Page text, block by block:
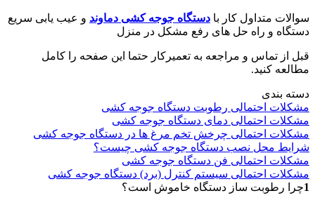
سوالات متداول کار با دستگاه جوجه کشی دماوند و عیب یابی سریع
دستگاه و راه حل های رفع مشکل در منزل
قبل از تماس و مراجعه به تعمیرکار حتما این صفحه را کامل
مطالعه کنید.
دسته بندی
مشکلات احتمالی رطوبت دستگاه جوجه کشی
مشکلات احتمالی دمای دستگاه جوجه کشی
مشکلات احتمالی چرخش تخم مرغ ها در دستگاه جوجه کشی
شرایط محل نصب دستگاه جوجه کشی چیست؟
مشکلات احتمالی فن دستگاه جوجه کشی
مشکلات احتمالی سیستم کنترل (برد) دستگاه جوجه کشی
1چرا رطوبت ساز دستگاه خاموش است؟